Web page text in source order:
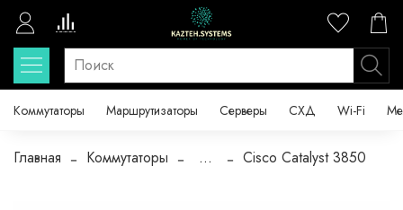
Коммутаторы Маршрутизаторы Серверы СХД Wi-Fi
Главная Коммутаторы ... Cisco Catalyst 3850